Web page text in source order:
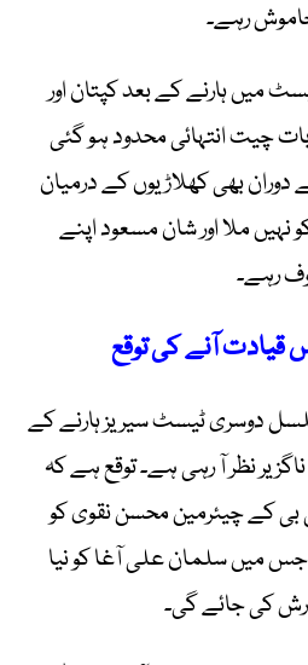
رہے۔
میں ہارنے کے بعد کپتان اور
چیت انتہائی محدود ہو گئی
بھی کھلاڑیوں کے درمیان
ملا اور شان مسعود اپنے
رہے۔
آنے کی توقع
دوسری ٹیسٹ سیریز ہارنے کے
نظر آ رہی ہے۔ توقع ہے کہ
بی کے چیئرمین محسن نقوی کو
میں سلمان علی آغا کو نیا
کی جائے گی۔